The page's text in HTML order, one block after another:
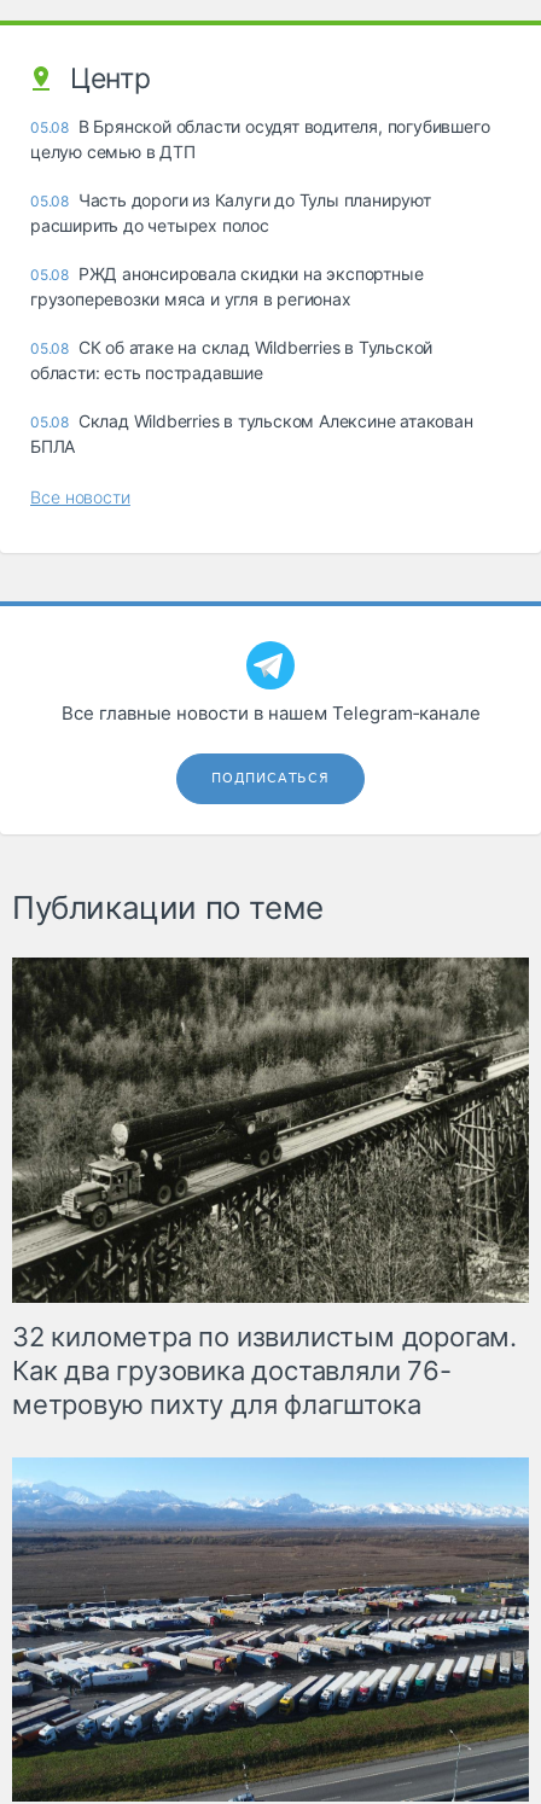
Центр
05.08 В Брянской области осудят водителя, погубившего
целую семью в ДТП
05.08 Часть дороги из Калуги до Тулы планируют
расширить до четырех полос
05.08 РЖД анонсировала скидки на экспортные
грузоперевозки мяса и угля в регионах
05.08 СК об атаке на склад Wildberries в Тульской
области: есть пострадавшие
05.08 Склад Wildberries в тульском Алексине атакован
БПЛА
Все новости
Все главные новости в нашем Telegram‑канале
ПОДПИСАТЬСЯ
Публикации по теме
32 километра по извилистым дорогам.
Как два грузовика доставляли 76-
метровую пихту для флагштока